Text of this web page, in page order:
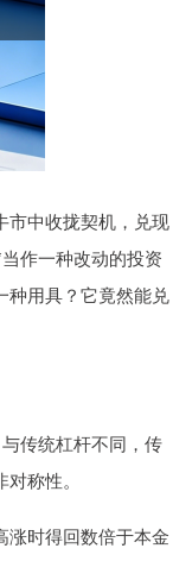
市中收拢契机，兑现
作一种改动的投资
种用具？它竟然能兑
传统杠杆不同，传
称性。
涨时得回数倍于本金